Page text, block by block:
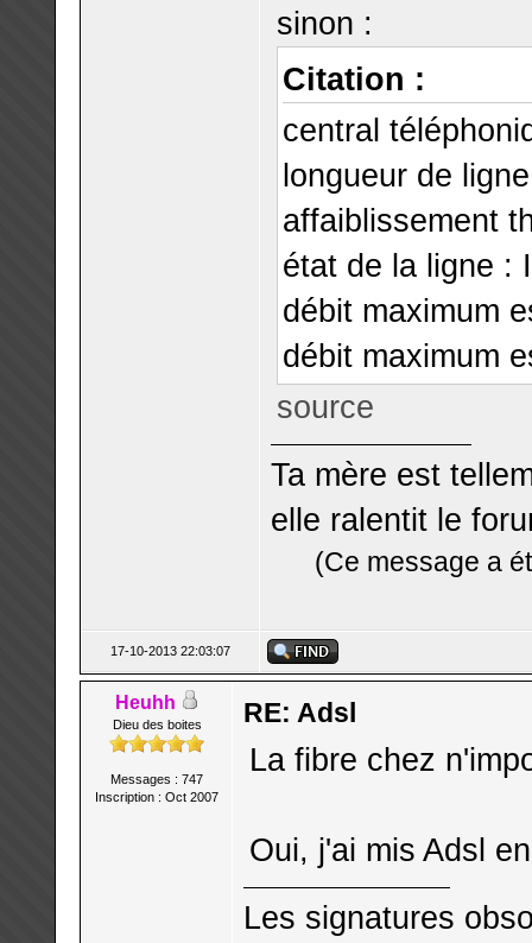
sinon :
Citation :
central
longueur de
affaiblissement
état de la ligne :
débit maximum
débit maximum
source
Ta mère est
elle ralentit le
(Ce message a
17-10-2013 22:03:07
Heuhh
Dieu des boites
Messages : 747
Inscription : Oct 2007
RE: Adsl
La fibre chez
Oui, j'ai mis Adsl
Les signatures